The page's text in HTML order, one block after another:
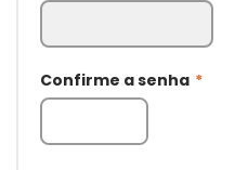
Confirme a senha *